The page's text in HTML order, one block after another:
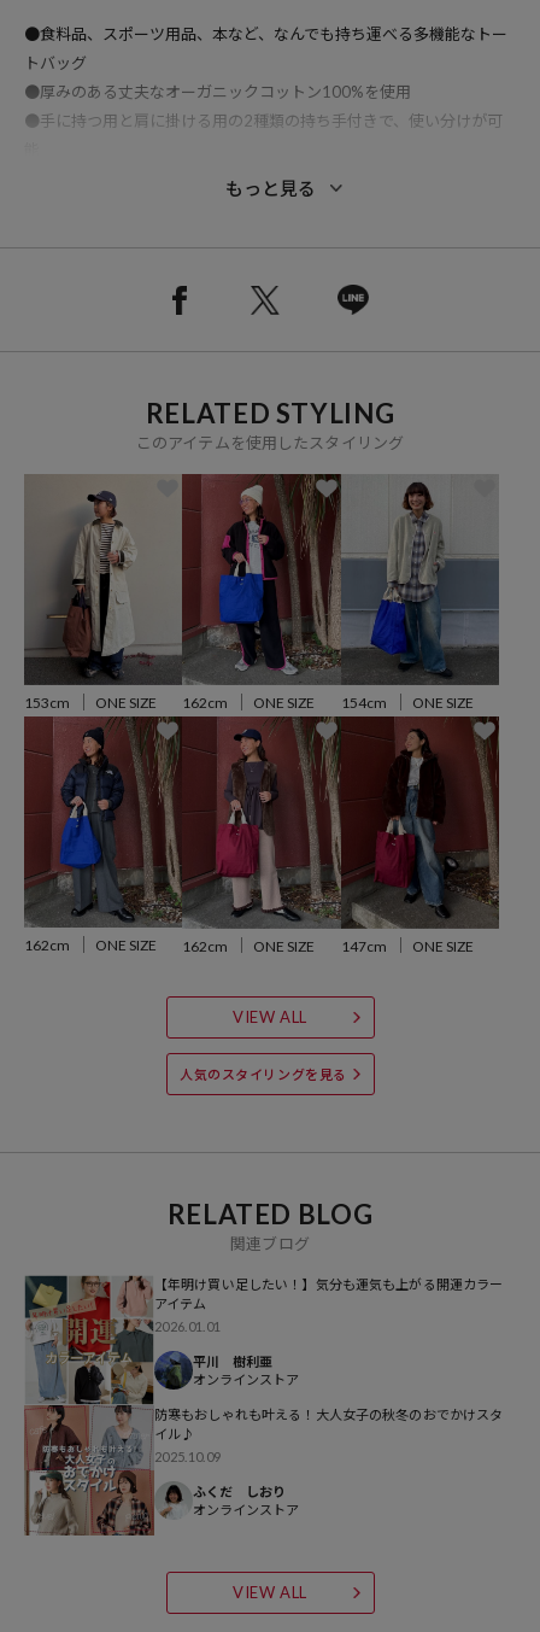
●食料品、スポーツ用品、本など、なんでも持ち運べる多機能なトー
トバッグ
●厚みのある丈夫なオーガニックコットン100%を使用
●手に持つ用と肩に掛ける用の2種類の持ち手付きで、使い分けが可
●外側にはタンブラーや折り畳み傘が入る便利なポケット付き（内ポ
2206761039671
のカラー表記と異なる記載となっております。
【サイト表記：タグ表記】
ライトグレー：Gray
ブラウン：Milk Chocolate
ワインレッド：Burgundy
ブルー：Electric Blue
※掲載画像の商品の色味は、屋外や屋内の光の照射や角度により実物
と色味が異なる場合がございます。また表示のサイズ感と実物は若干
異なる場合もございますので、予めご了承ください。
※着用、お取り扱いの際は、商品についている品質表示とアテンショ
ンタグを必ずご確認下さい。
参考価格
※「参考価格」とは、Daytona Parkにおける対象商品の通常販売（先
行予約・先行割引は含まれません）開始時点の価格です。
つをインスピレーションの源とし、高品質でサスティナブルかつ手頃
な価格で多くのお客様に向けた製品をつくり続けています。
もっと見る
RELATED STYLING
このアイテムを使用したスタイリング
153cm ONE SIZE 162cm ONE SIZE 154cm ONE SIZE
162cm ONE SIZE 162cm ONE SIZE 147cm ONE SIZE
VIEW ALL
人気のスタイリングを見る
RELATED BLOG
関連ブログ
【年明け買い足したい！】気分も運気も上がる開運カラー
アイテム
2026.01.01
平川 樹利亜
オンラインストア
防寒もおしゃれも叶える！大人女子の秋冬のおでかけスタ
イル♪
2025.10.09
ふくだ しおり
オンラインストア
VIEW ALL